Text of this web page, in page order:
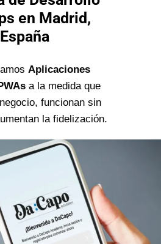
en Madrid,
España
Aplicaciones
a la medida que
funcionan sin
la fidelización.